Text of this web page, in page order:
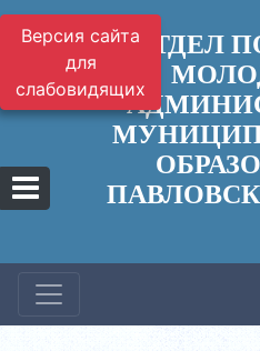
Версия сайта
для
слабовидящих
ОТДЕЛ